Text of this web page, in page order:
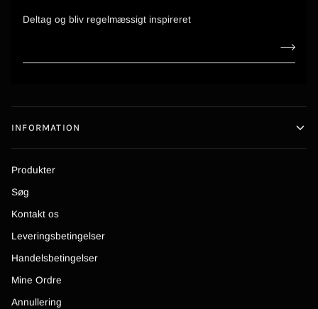
Deltag og bliv regelmæssigt inspireret
INFORMATION
Produkter
Søg
Kontakt os
Leveringsbetingelser
Handelsbetingelser
Mine Ordre
Annullering